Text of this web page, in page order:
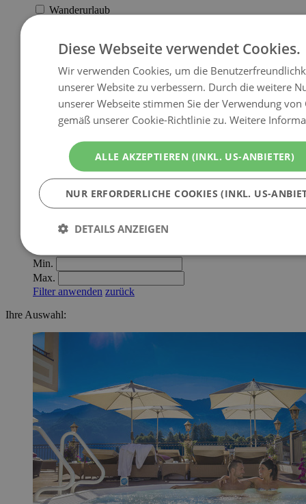
Wanderurlaub
Zeit zu Zweit
Lagen
Am Berg
Direkt an der Piste
Im Skigebiet
In Pistennähe
Filter anwenden zurück
Betriebsgröße
Anzahl der Zimmer
Min.
Max.
Filter anwenden zurück
Ihre Auswahl:
Diese Webseite verwendet Cookies.
Wir verwenden Cookies, um die
unserer Website zu verbessern. Durch die weitere
unserer Webseite stimmen Sie der Verwendung von
gemäß unserer Cookie-Richtlinie zu. Weitere
ALLE AKZEPTIEREN (INKL. US-ANBIETER)
NUR ERFORDERLICHE COOKIES (INKL. US-
DETAILS ANZEIGEN